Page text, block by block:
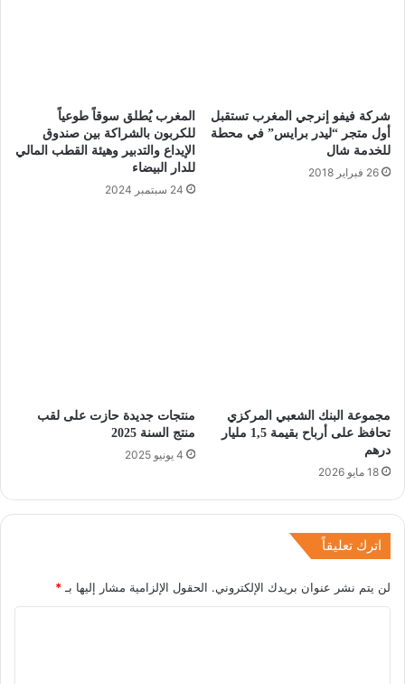
شركة فيفو إنرجي المغرب تستقبل
أول متجر “ليدر برايس” في محطة
للخدمة شال
26 فبراير 2018
المغرب يُطلق سوقاً طوعياً
للكربون بالشراكة بين صندوق
الإيداع والتدبير وهيئة القطب المالي
للدار البيضاء
24 سبتمبر 2024
مجموعة البنك الشعبي المركزي
تحافظ على أرباح بقيمة 1,5 مليار
درهم
18 مايو 2026
منتجات جديدة حازت على لقب
منتج السنة 2025
4 يونيو 2025
اترك تعليقاً
لن يتم نشر عنوان بريدك الإلكتروني. الحقول الإلزامية مشار إليها بـ *